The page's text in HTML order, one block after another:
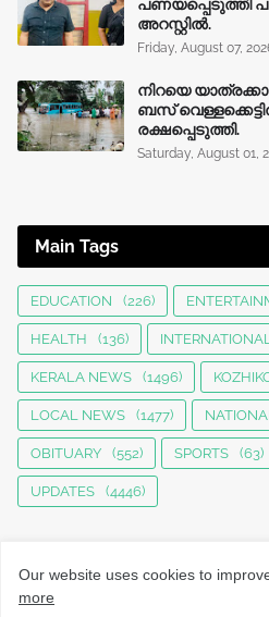
പണയപ്പെടുത്തി
അറസ്റ്റിൽ.
Friday, August 07,
നിറയെ
ബസ്
രക്ഷപ്പെടുത്തി.
Saturday, August 01,
Main Tags
EDUCATION (226)
HEALTH (136) INTERNATIONAL
KERALA NEWS (1496)
LOCAL NEWS (1477) NATIONAL
OBITUARY (552) SPORTS (63)
UPDATES (4446)
Our website uses cookies to
more